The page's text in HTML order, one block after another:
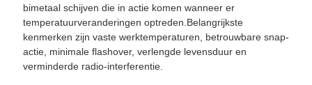
bimetaal schijven die in actie komen wanneer er
temperatuurveranderingen optreden.Belangrijkste
kenmerken zijn vaste werktemperaturen, betrouwbare snap-
actie, minimale flashover, verlengde levensduur en
verminderde radio-interferentie.